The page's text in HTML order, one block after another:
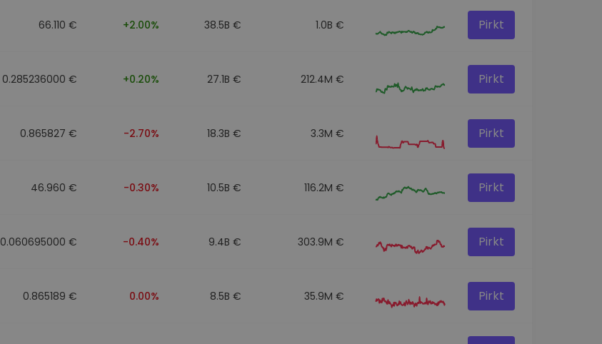
66.110 € +2.00% 38.5B € 1.0B € Pirkt
0.285236000 € +0.20% 27.1B € 212.4M € Pirkt
0.865827 € -2.70% 18.3B € 3.3M € Pirkt
46.960 € -0.30% 10.5B € 116.2M € Pirkt
0.060695000 € -0.40% 9.4B € 303.9M € Pirkt
0.865189 € 0.00% 8.5B € 35.9M € Pirkt